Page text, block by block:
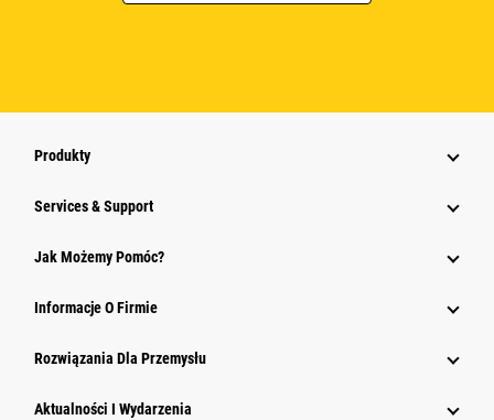
Produkty
Services & Support
Jak Możemy Pomóc?
Informacje O Firmie
Rozwiązania Dla Przemysłu
Aktualności I Wydarzenia